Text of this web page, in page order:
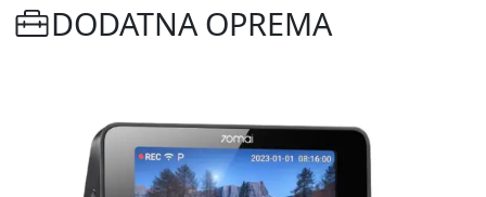
DODATNA OPREMA